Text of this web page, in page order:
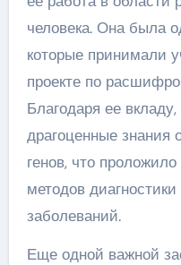
человека. Она была
которые принимали
проекте по
Благодаря ее
драгоценные знания
генов, что
методов
заболеваний.
Еще одной важной